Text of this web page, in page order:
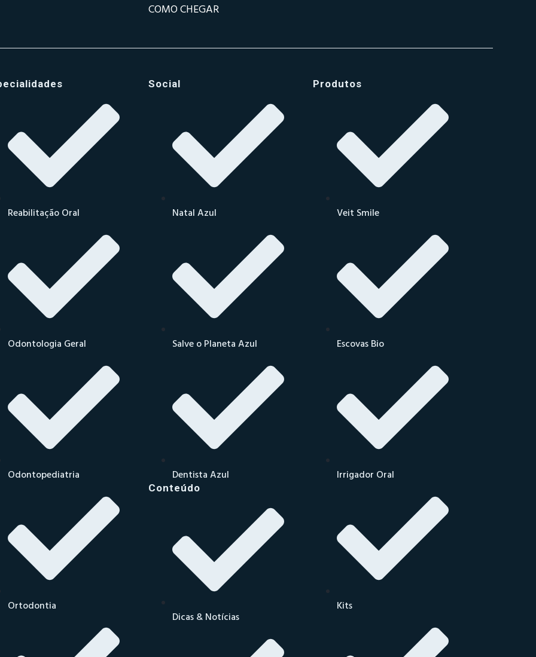
COMO CHEGAR
Reabilitação Oral
Odontologia Geral
Odontopediatria
Ortodontia
Social
Natal Azul
Salve o Planeta Azul
Dentista Azul
Conteúdo
Dicas & Notícias
Produtos
Veit Smile
Escovas Bio
Irrigador Oral
Kits